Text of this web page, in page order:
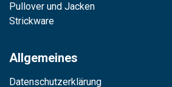
Pullover und Jacken
Strickware
Allgemeines
Datenschutzerklärung